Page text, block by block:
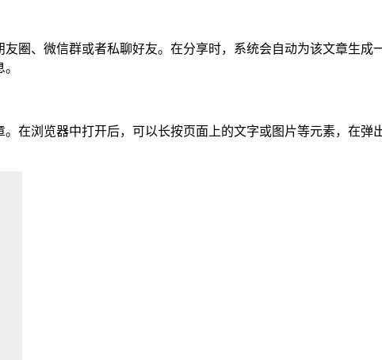
圈、微信群或者私聊好友。在分享时，系统会自动为该文章生成
在浏览器中打开后，可以长按页面上的文字或图片等元素，在弹